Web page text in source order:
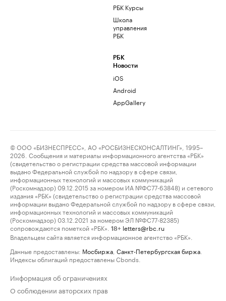
РБК Курсы
Школа
управления
РБК
РБК
Новости
iOS
Android
AppGallery
© ООО «БИЗНЕСПРЕСС», АО «РОСБИЗНЕСКОНСАЛТИНГ», 1995–
2026. Сообщения и материалы информационного агентства «РБК»
(свидетельство о регистрации средства массовой информации
выдано Федеральной службой по надзору в сфере связи,
информационных технологий и массовых коммуникаций
(Роскомнадзор) 09.12.2015 за номером ИА №ФС77-63848) и сетевого
издания «РБК» (свидетельство о регистрации средства массовой
информации выдано Федеральной службой по надзору в сфере связи,
информационных технологий и массовых коммуникаций
(Роскомнадзор) 03.12.2021 за номером ЭЛ №ФС77-82385)
сопровождаются пометкой «РБК».
18+ letters@rbc.ru
Владельцем сайта является информационное агентство «РБК».
Данные предоставлены: Мосбиржа Санкт-Петербургская биржа
Индексы облигаций предоставлены Cbonds.
Информация об ограничениях
О соблюдении авторских прав